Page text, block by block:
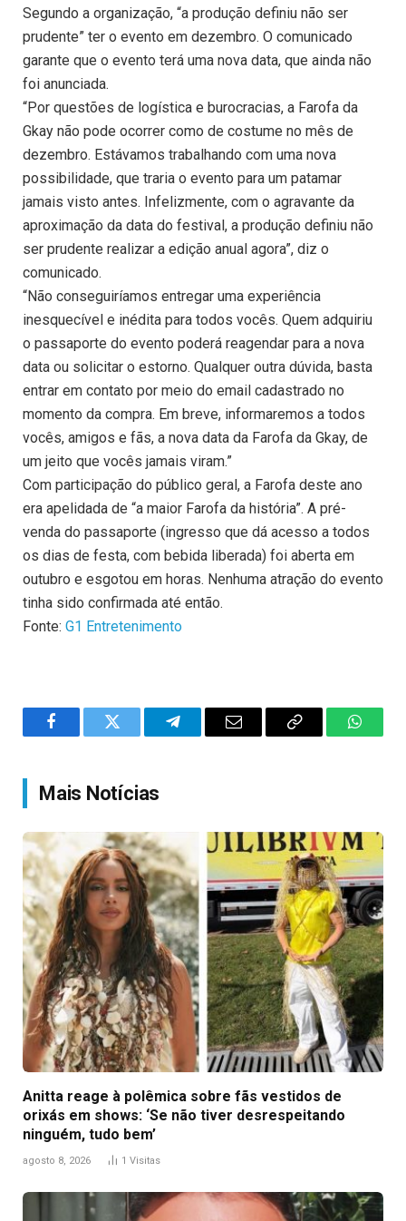
Segundo a organização, “a produção definiu não ser
prudente” ter o evento em dezembro. O comunicado
garante que o evento terá uma nova data, que ainda não
foi anunciada.
“Por questões de logística e burocracias, a Farofa da
Gkay não pode ocorrer como de costume no mês de
dezembro. Estávamos trabalhando com uma nova
possibilidade, que traria o evento para um patamar
jamais visto antes. Infelizmente, com o agravante da
aproximação da data do festival, a produção definiu não
ser prudente realizar a edição anual agora”, diz o
comunicado.
“Não conseguiríamos entregar uma experiência
inesquecível e inédita para todos vocês. Quem adquiriu
o passaporte do evento poderá reagendar para a nova
data ou solicitar o estorno. Qualquer outra dúvida, basta
entrar em contato por meio do email cadastrado no
momento da compra. Em breve, informaremos a todos
vocês, amigos e fãs, a nova data da Farofa da Gkay, de
um jeito que vocês jamais viram.”
Com participação do público geral, a Farofa deste ano
era apelidada de “a maior Farofa da história”. A pré-
venda do passaporte (ingresso que dá acesso a todos
os dias de festa, com bebida liberada) foi aberta em
outubro e esgotou em horas. Nenhuma atração do evento
tinha sido confirmada até então.
Fonte: G1 Entretenimento
FacebookTwitter TelegramEmail
Copy
Mais Notícias
Anitta reage à polêmica sobre fãs vestidos de
orixás em shows: ‘Se não tiver desrespeitando
ninguém, tudo bem’
agosto 8, 2026 1 Visitas